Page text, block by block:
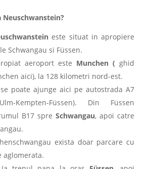
Neuschwanstein?
este situat in apropiere
Schwangau si Füssen.
aeroport este Munchen ( ghid
aici), la 128 kilometri nord-est.
poate ajunge aici pe autostrada A7
Kempten-Füssen). Din Füssen
B17 spreSchwangau, apoi catre
exista doar parcare cu
aglomerata.